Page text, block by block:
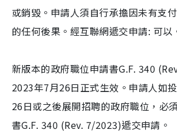
或銷毀。申請人須自行承擔因未有支
的任何後果。經互聯網遞交申請: 可以
新版本的政府職位申請書G.F. 340
2023年7月26日正式生效。申請人如
26日或之後展開招聘的政府職位，必
書G.F. 340 (Rev. 7/2023)遞交申請。